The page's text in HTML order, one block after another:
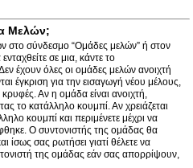
Μελών;
στο σύνδεσμο “Ομάδες μελών” ή στον
σε μια, κάντε το
έχουν όλες οι ομάδες μελών ανοιχτή
έγκριση για την εισαγωγή νέου μέλους,
κρυφές. Αν η ομάδα είναι ανοιχτή,
το κατάλληλο κουμπί. Αν χρειάζεται
κουμπί και περιμένετε μέχρι να
Ο συντονιστής της ομάδας θα
ίσως σας ρωτήσει γιατί θέλετε να
της ομάδας εάν σας απορρίψουν,